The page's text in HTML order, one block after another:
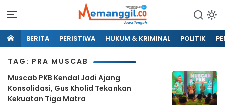
BERITA PERISTIWA HUKUM & KRIMINAL POLITIK
TAG: PRA MUSCAB
Muscab PKB Kendal Jadi Ajang
Konsolidasi, Gus Kholid Tekankan
Kekuatan Tiga Matra